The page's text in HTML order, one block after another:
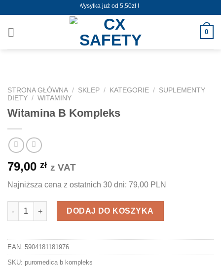
content
Wysyłka już od 5,50zł !
0
STRONA GŁÓWNA / SKLEP / KATEGORIE / SUPLEMENTY
DIETY / WITAMINY
Witamina B Kompleks
79,00 zł z VAT
Najniższa cena z ostatnich 30 dni: 79,00 PLN
ilość Witamina B Kompleks
DODAJ DO KOSZYKA
EAN: 5904181181976
SKU: puromedica b kompleks